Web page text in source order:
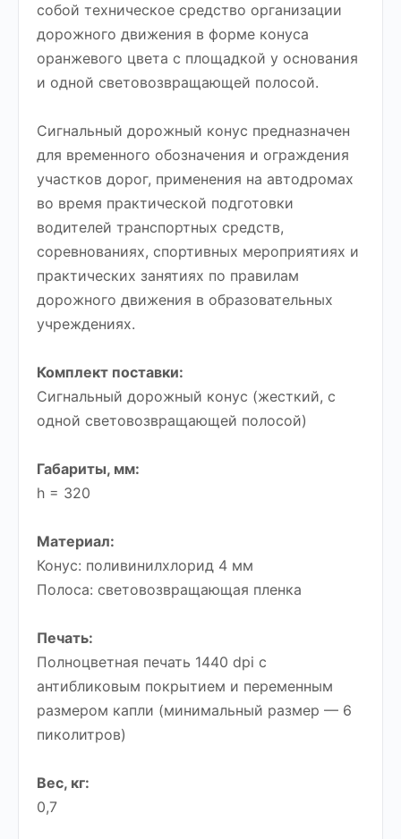
собой техническое средство организации
дорожного движения в форме конуса
оранжевого цвета с площадкой у основания
и одной световозвращающей полосой.
Сигнальный дорожный конус предназначен
для временного обозначения и ограждения
участков дорог, применения на автодромах
во время практической подготовки
водителей транспортных средств,
соревнованиях, спортивных мероприятиях и
практических занятиях по правилам
дорожного движения в образовательных
учреждениях.
Комплект поставки:
Сигнальный дорожный конус (жесткий, с
одной световозвращающей полосой)
Габариты, мм:
h = 320
Материал:
Конус: поливинилхлорид 4 мм
Полоса: световозвращающая пленка
Печать:
Полноцветная печать 1440 dpi с
антибликовым покрытием и переменным
размером капли (минимальный размер — 6
пиколитров)
Вес, кг:
0,7